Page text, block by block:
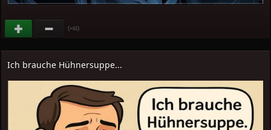
(+81)
Ich brauche Hühnersuppe...